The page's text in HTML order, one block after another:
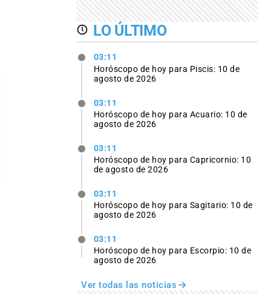
LO ÚLTIMO
03:11
Horóscopo de hoy para Piscis: 10 de
agosto de 2026
03:11
Horóscopo de hoy para Acuario: 10 de
agosto de 2026
03:11
Horóscopo de hoy para Capricornio: 10
de agosto de 2026
03:11
Horóscopo de hoy para Sagitario: 10 de
agosto de 2026
03:11
Horóscopo de hoy para Escorpio: 10 de
agosto de 2026
Ver todas las noticias